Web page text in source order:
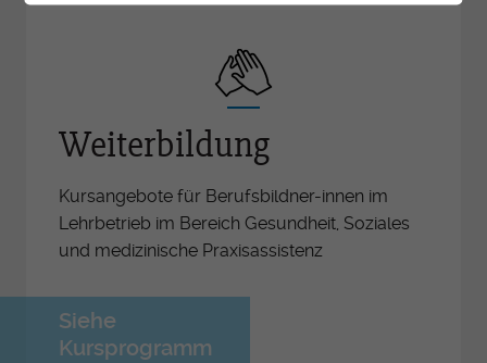
Weiterbildung
Kursangebote für Berufsbildner-innen im
Lehrbetrieb im Bereich Gesundheit, Soziales
und medizinische Praxisassistenz
Siehe
Kursprogramm